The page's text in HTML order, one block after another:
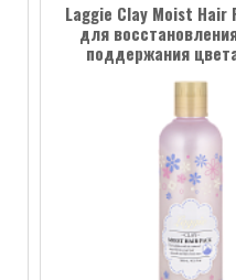
Laggie Clay Moist Hair
для
поддержания